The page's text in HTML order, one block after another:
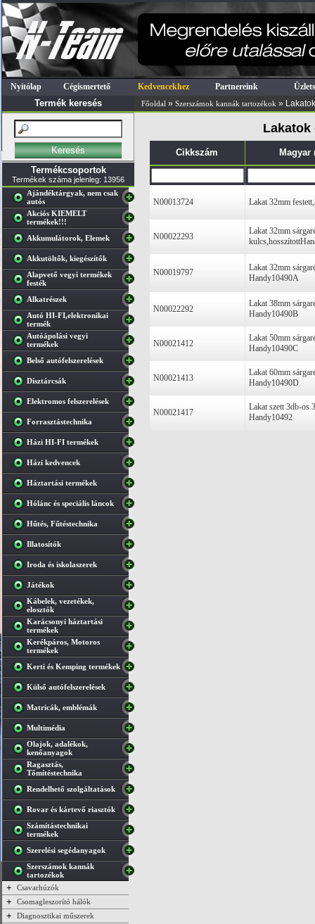
Nyitólap Cégismertető Kedvencekhez Partnereink
Termék keresés Főoldal » Szerszámok kannák tartozékok » Lakatok
Termékcsoportok
Termékek száma jelenleg: 13956
Ajándéktárgyak, nem csak
autós
Akciós KIEMELT
termékek!!!
Akkumulátorok, Elemek
Akkutöltők, kiegészítők
Alapvető vegyi termékek
festék
Alkatrészek
Autó HI-FI,elektronikai
termék
Autóápolási vegyi
termékek
Belső autófelszerelések
Dísztárcsák
Elektromos felszerelések
Forrasztástechnika
Házi HI-FI termékek
Házi kedvencek
Háztartási termékek
Hólánc és speciális láncok
Hűtés, Fűtéstechnika
Illatosítók
Iroda és iskolaszerek
Játékok
Kábelek, vezetékek,
elosztók
Karácsonyi háztartási
termékek
Kerékpáros, Motoros
termékek
Kerti és Kemping termékek
Külső autófelszerelések
Matricák, emblémák
Multimédia
Olajok, adalékok,
kenőanyagok
Ragasztás,
Tőmítéstechnika
Rendelhető szolgáltatások
Rovar és kártevő riasztók
Számítástechnikai
termékek
Szerelési segédanyagok
Szerszámok kannák
tartozékok
+ Csavarhúzók
+ Csomagleszorító hálók
+ Diagnosztikai műszerek
Lakatok
Cikkszám Magyar
N00013724 Lakat 32mm
N00022293
Lakat 32mm
N00019797
Lakat 32mm
Handy10490A
N00022292
Lakat 38mm
Handy10490B
N00021412
Lakat 50mm
Handy10490C
N00021413
Lakat 60mm
Handy10490D
N00021417
Lakat szett 3db-os
Handy10492